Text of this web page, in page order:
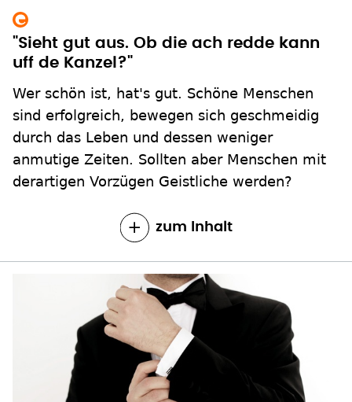
"Sieht gut aus. Ob die ach redde kann
uff de Kanzel?"
Wer schön ist, hat's gut. Schöne Menschen
sind erfolgreich, bewegen sich geschmeidig
durch das Leben und dessen weniger
anmutige Zeiten. Sollten aber Menschen mit
derartigen Vorzügen Geistliche werden?
zum Inhalt